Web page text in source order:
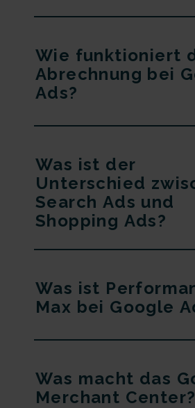
Wie funktioniert
Abrechnung bei
Ads?
Was ist der
Unterschied
Search Ads und
Shopping Ads?
Was ist
Max bei Google
Was macht das
Merchant Center?